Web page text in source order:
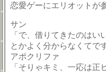
恋愛ゲーにエリオットが
サン
「で、借りてきたのは
とかよく分からなくてで
アポクリファ
「そりゃキミ、一応は